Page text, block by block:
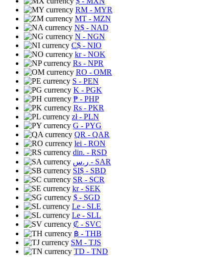
RM - MYR
MT - MZN
N$ - NAD
N - NGN
C$ - NIO
kr- NOK
Rs - NPR
RO - OMR
S - PEN
K - PGK
₱ - PHP
Rs - PKR
zł- PLN
G - PYG
QR - QAR
lei - RON
din. - RSD
ر.س - SAR
SI$ - SBD
SR - SCR
kr- SEK
$ - SGD
Le - SLE
Le - SLL
₡ - SVC
฿ - THB
ЅМ - TJS
TD - TND